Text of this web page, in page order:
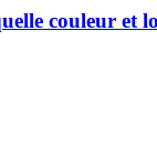
couleur et